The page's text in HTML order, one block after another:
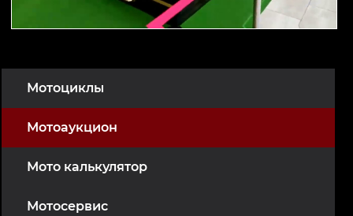
Мотоциклы
Мотоаукцион
Мото калькулятор
Мотосервис